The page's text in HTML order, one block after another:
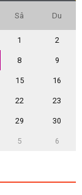
Sâ Du
1 2
8 9
15 16
22 23
29 30
5 6